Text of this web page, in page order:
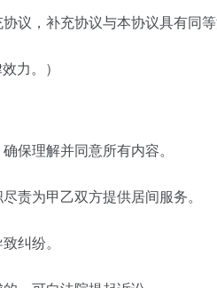
议，补充协议与本协议具有同等
力。）
保理解并同意所有内容。
责为甲乙双方提供居间服务。
纠纷。